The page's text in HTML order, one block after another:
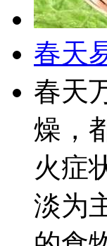
春天
春天
燥，
火症
淡为